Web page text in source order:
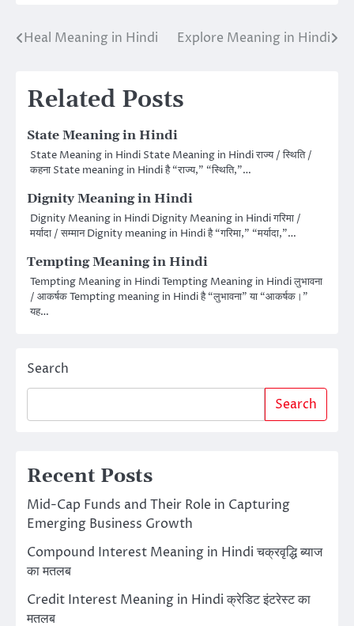
Post
Heal Meaning in Hindi Explore Meaning in Hindi
Related Posts
State Meaning in Hindi
State Meaning in Hindi State Meaning in Hindi राज्य / स्थिति /
कहना State meaning in Hindi है “राज्य,” “स्थिति,”…
Dignity Meaning in Hindi
Dignity Meaning in Hindi Dignity Meaning in Hindi गरिमा /
मर्यादा / सम्मान Dignity meaning in Hindi है “गरिमा,” “मर्यादा,”…
Tempting Meaning in Hindi
Tempting Meaning in Hindi Tempting Meaning in Hindi लुभावना
/ आकर्षक Tempting meaning in Hindi है “लुभावना” या “आकर्षक।”
यह…
Search
Search
Recent Posts
Mid-Cap Funds and Their Role in Capturing
Emerging Business Growth
Compound Interest Meaning in Hindi चक्रवृद्धि ब्याज
का मतलब
Credit Interest Meaning in Hindi क्रेडिट इंटरेस्ट का
मतलब